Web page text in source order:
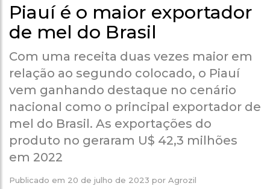
Piauí é o maior exportador
de mel do Brasil
Com uma receita duas vezes maior em
relação ao segundo colocado, o Piauí
vem ganhando destaque no cenário
nacional como o principal exportador de
mel do Brasil. As exportações do
produto no geraram U$ 42,3 milhões
em 2022
Publicado em 20 de julho de 2023 por Agrozil